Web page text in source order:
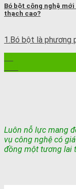
Bó bột công nghệ
thạch cao?
1.Bó bột là phương
Luôn nỗ lực mang
vụ công nghệ có
đồng một tương lai